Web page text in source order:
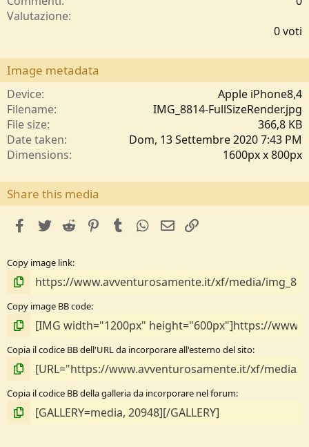
Valutazione
0
t
e
l
e
a
0 voti
Image metadata
Device
Apple iPhone8,4
Filename
IMG_8814-FullSizeRender.jpg
File size
366,8 KB
Date taken
Dom, 13 Settembre 2020 7:43 PM
Dimensions
1600px x 800px
Share this media
facebookTwitterReddit PinterestTumblrWhatsApp
e-mail
Copy image link
Copy image BB code
Copia il codice BB dell'URL da incorporare all'esterno del sito
Copia il codice BB della galleria da incorporare nel forum